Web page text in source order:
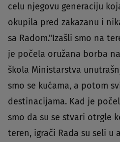
celu njegovu generaciju
okupila pred zakazanu i
sa Radom."Izašli smo na
je počela oružana borba
škola Ministarstva
smo se kućama, a potom
destinacijama. Kad je
smo da su se stvari otrgle
teren, igrači Rada su seli u